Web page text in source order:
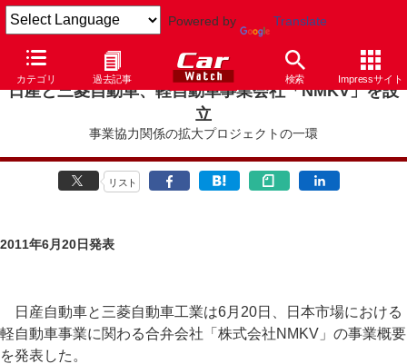
Powered by Translate
カテゴリ 過去記事 検索 Impressサイト
日産と三菱自動車、軽自動車事業会社「NMKV」を設
立
事業協力関係の拡大プロジェクトの一環
リスト
2011年6月20日発表
日産自動車と三菱自動車工業は6月20日、日本市場における
軽自動車事業に関わる合弁会社「株式会社NMKV」の事業概要
を発表した。